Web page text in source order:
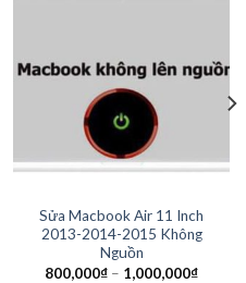
Sửa Macbook Air 11 Inch
2013-2014-2015 Không
Nguồn
800,000₫ – 1,000,000₫